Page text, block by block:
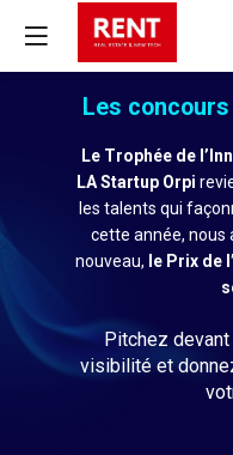
Les
Le Trophée de
LA Startup Orpi
les talents qui
cette année, nous
nouveau, e Prix de
Pitchez
visibilité et